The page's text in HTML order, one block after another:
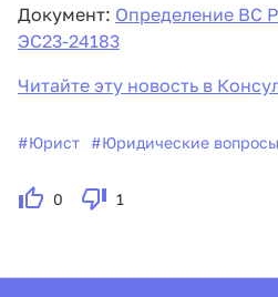
Документ: Определение ВС
ЭС23-24183
Читайте эту новость в
#Юрист #Юридические вопросы
0 1